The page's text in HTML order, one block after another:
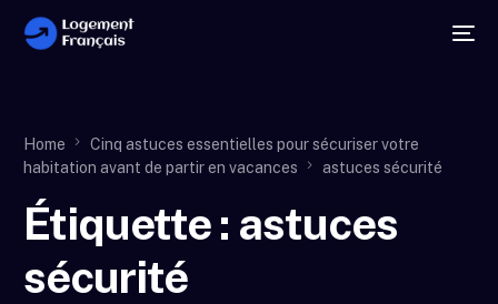
Home
Cinq astuces essentielles pour sécuriser votre
habitation avant de partir en vacances
astuces sécurité
Étiquette : astuces
sécurité